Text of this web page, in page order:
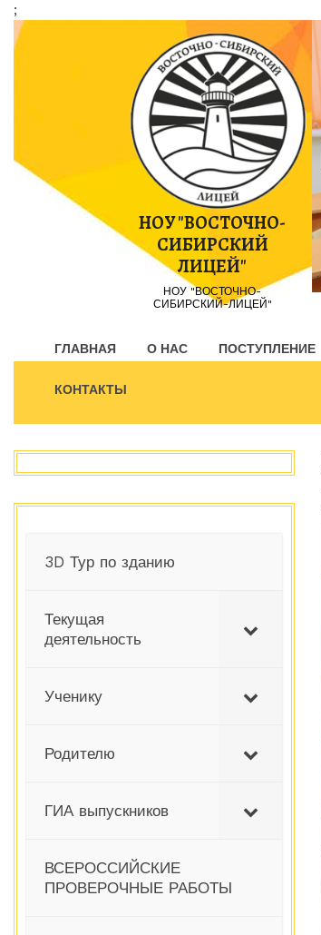
;
Пропустить
контент
НОУ "ВОСТОЧНО-
СИБИРСКИЙ
ЛИЦЕЙ"
НОУ "ВОСТОЧНО-
СИБИРСКИЙ-ЛИЦЕЙ"
ГЛАВНАЯ О НАС ПОСТУПЛЕНИЕ
КОНТАКТЫ
3D Тур по зданию
Текущая
деятельность
Ученику
Родителю
ГИА выпускников
ВСЕРОССИЙСКИЕ
ПРОВЕРОЧНЫЕ РАБОТЫ